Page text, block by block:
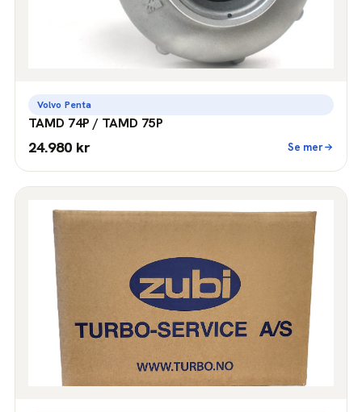
Volvo Penta
TAMD 74P / TAMD 75P
24.980 kr Se mer